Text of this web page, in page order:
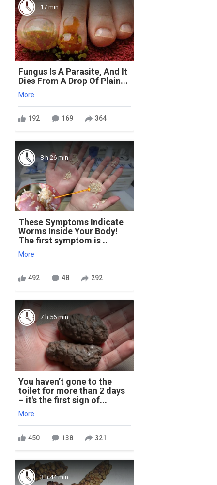
17 min
Fungus Is A Parasite, And It
Dies From A Drop Of Plain...
More
192 169 364
8 h 26 min
These Symptoms Indicate
Worms Inside Your Body!
The first symptom is ..
More
492 48 292
7 h 56 min
You haven’t gone to the
toilet for more than 2 days
– it's the first sign of...
More
450 138 321
3 h 44 min